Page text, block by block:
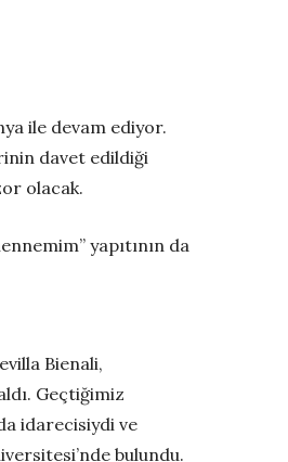
ile devam ediyor.
davet edildiği
olacak.
yapıtının da
Bienali,
Geçtiğimiz
idarecisiydi ve
bulundu.